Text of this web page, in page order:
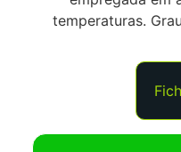
temperaturas.